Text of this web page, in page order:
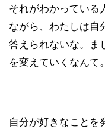
それがわかっている
ながら、わたしは自
答えられないな。ま
を変えていくなんて。
自分が好きなことを